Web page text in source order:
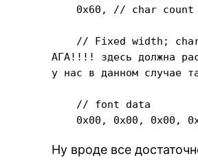
0x60, // char
// Fixed width;
АГА!!!! здесь должна
у нас в данном случае
    // font data
Ну вроде все